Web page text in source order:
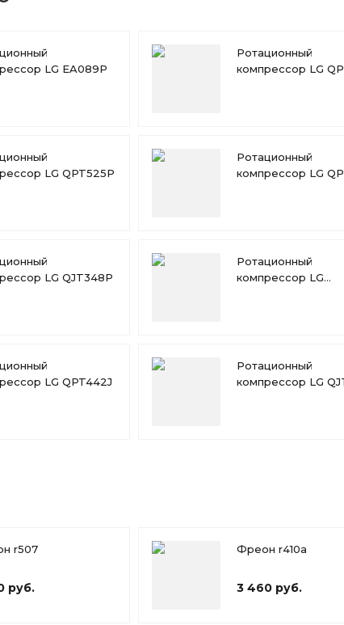
LG EA089P
Ротационный
компрессор LG
LG QPT525P
Ротационный
компрессор LG
LG QJT348P
Ротационный
компрессор LG
LG QPT442J
Ротационный
компрессор LG
r507
руб.
Фреон r410a
3 460 руб.